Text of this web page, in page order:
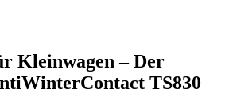
Kleinwagen – Der
TS830